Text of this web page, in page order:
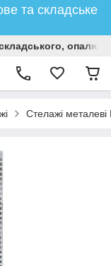
та складське
Стелажі